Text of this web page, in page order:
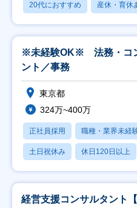
20代におすすめ 産休・育休
※未経験OK※ 法務・コ
ント／事務
東京都
324万~400万
正社員採用 職種・業界未経
土日祝休み 休日120日以上
経営支援コンサルタント